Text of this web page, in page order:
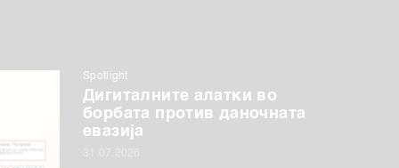
Spotlight
Дигиталните алатки во
борбата против даночната
евазија